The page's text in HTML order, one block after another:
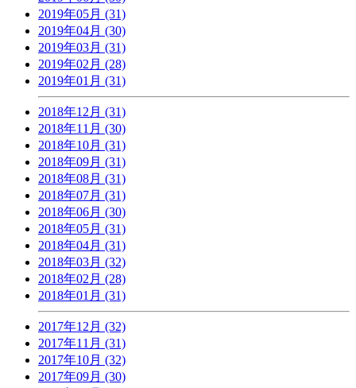
2019年05月 (31)
2019年04月 (30)
2019年03月 (31)
2019年02月 (28)
2019年01月 (31)
2018年12月 (31)
2018年11月 (30)
2018年10月 (31)
2018年09月 (31)
2018年08月 (31)
2018年07月 (31)
2018年06月 (30)
2018年05月 (31)
2018年04月 (31)
2018年03月 (32)
2018年02月 (28)
2018年01月 (31)
2017年12月 (32)
2017年11月 (31)
2017年10月 (32)
2017年09月 (30)